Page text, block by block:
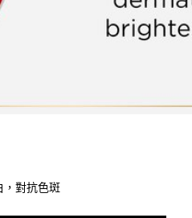
，對抗色斑